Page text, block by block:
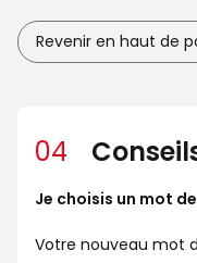
Revenir en haut de
04
Je choisis un mot
Votre nouveau mot